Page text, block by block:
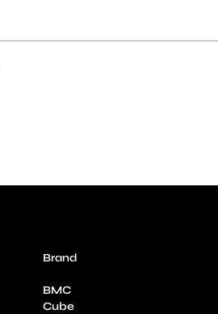
Brand
BMC
Cube